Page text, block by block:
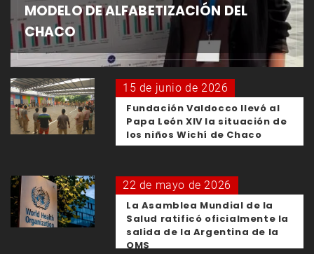
MODELO DE ALFABETIZACIÓN DEL
CHACO
15 de junio de 2026
Fundación Valdocco llevó al
Papa León XIV la situación de
los niños Wichí de Chaco
22 de mayo de 2026
La Asamblea Mundial de la
Salud ratificó oficialmente la
salida de la Argentina de la
OMS